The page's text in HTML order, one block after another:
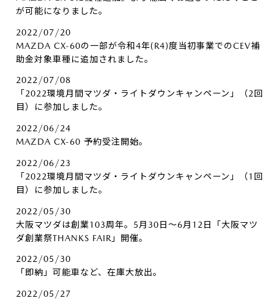
が可能になりました。
2022/07/20
MAZDA CX-60の一部が令和4年(R4)度当初事業でのCEV補
助金対象車種に追加されました。
2022/07/08
「2022環境月間マツダ・ライトダウンキャンペーン」（2回
目）に参加しました。
2022/06/24
MAZDA CX-60 予約受注開始。
2022/06/23
「2022環境月間マツダ・ライトダウンキャンペーン」（1回
目）に参加しました。
2022/05/30
大阪マツダは創業103周年。5月30日～6月12日「大阪マツ
ダ創業祭THANKS FAIR」開催。
2022/05/30
「即納」可能車など、在庫大放出。
2022/05/27